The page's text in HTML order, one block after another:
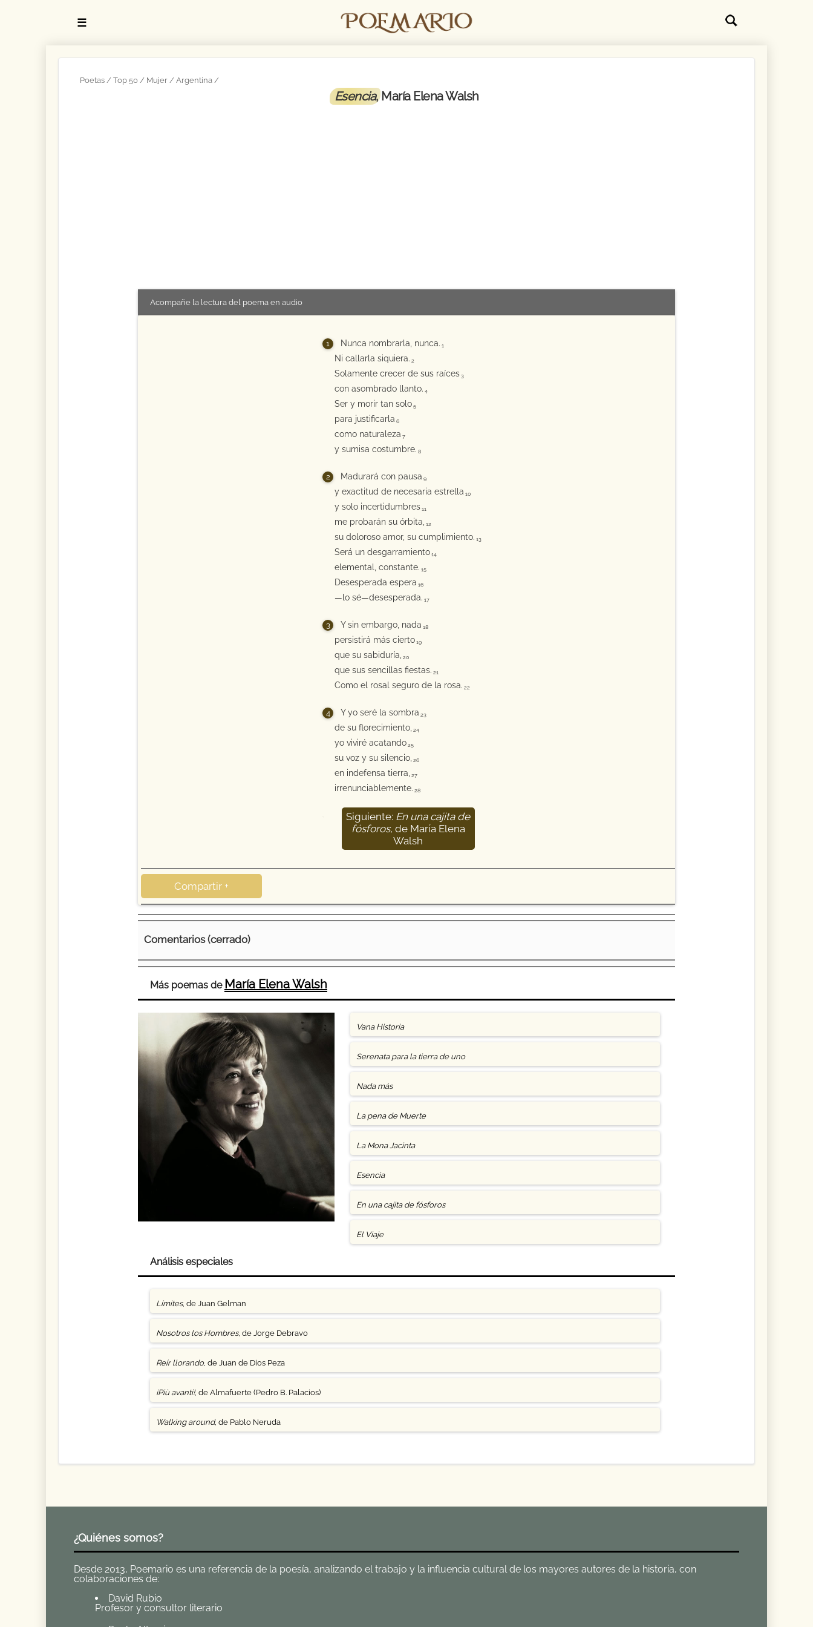
☰
Poetas Top 50 Mujer Argentina
Esencia, María Elena Walsh
Acompañe la lectura del poema en audio
Nunca nombrarla, nunca. 1
Ni callarla siquiera. 2
Solamente crecer de sus raíces 3
con asombrado llanto. 4
Ser y morir tan solo 5
para justificarla 6
como naturaleza 7
y sumisa costumbre. 8
Madurará con pausa 9
y exactitud de necesaria estrella 10
y solo incertidumbres 11
me probarán su órbita, 12
su doloroso amor, su cumplimiento. 13
Será un desgarramiento 14
elemental, constante. 15
Desesperada espera 16
—lo sé—desesperada. 17
Y sin embargo, nada 18
persistirá más cierto 19
que su sabiduría, 20
que sus sencillas fiestas. 21
Como el rosal seguro de la rosa. 22
Y yo seré la sombra 23
de su florecimiento, 24
yo viviré acatando 25
su voz y su silencio, 26
en indefensa tierra, 27
irrenunciablemente. 28
Siguiente: En una cajita de
fósforos, de María Elena
Walsh
Compartir +
Comentarios (cerrado)
Más poemas de María Elena Walsh
Vana Historia
Serenata para la tierra de uno
Nada más
La pena de Muerte
La Mona Jacinta
Esencia
En una cajita de fósforos
El Viaje
Análisis especiales
Límites, de Juan Gelman
Nosotros los Hombres, de Jorge Debravo
Reír llorando, de Juan de Dios Peza
¡Più avanti!, de Almafuerte (Pedro B. Palacios)
Walking around, de Pablo Neruda
¿Quiénes somos?
Desde 2013, Poemario es una referencia de la poesía, analizando el trabajo y la influencia cultural de los mayores autores de la historia, con
colaboraciones de:
David Rubio
Profesor y consultor literario